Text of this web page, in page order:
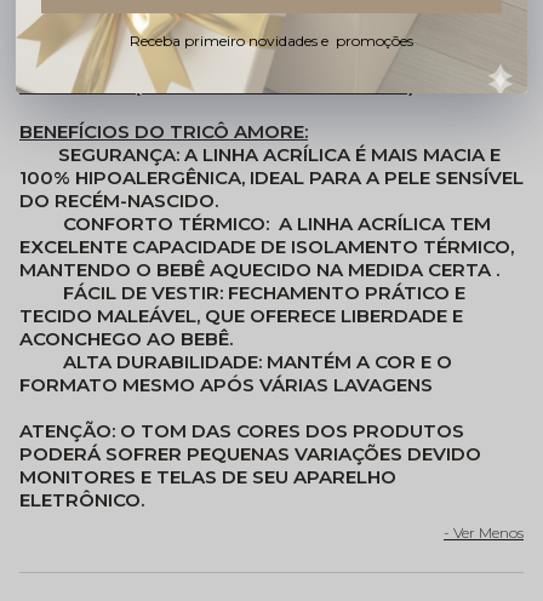
. 01 Calça.
. 01 Manta Coordenada.
TAMANHOS (VIDE TABELA DE TAMANHOS)
BENEFÍCIOS DO TRICÔ AMORE:
SEGURANÇA: A LINHA ACRÍLICA É MAIS MACIA E
100% HIPOALERGÊNICA, IDEAL PARA A PELE SENSÍVEL
DO RECÉM-NASCIDO.
CONFORTO TÉRMICO: A LINHA ACRÍLICA TEM
EXCELENTE CAPACIDADE DE ISOLAMENTO TÉRMICO,
MANTENDO O BEBÊ AQUECIDO NA MEDIDA CERTA .
FÁCIL DE VESTIR: FECHAMENTO PRÁTICO E
TECIDO MALEÁVEL, QUE OFERECE LIBERDADE E
ACONCHEGO AO BEBÊ.
ALTA DURABILIDADE: MANTÉM A COR E O
FORMATO MESMO APÓS VÁRIAS LAVAGENS
ATENÇÃO: O TOM DAS CORES DOS PRODUTOS
PODERÁ SOFRER PEQUENAS VARIAÇÕES DEVIDO
MONITORES E TELAS DE SEU APARELHO
ELETRÔNICO.
Receba primeiro novidades e promoções